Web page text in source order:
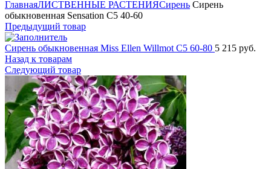
ГлавнаяЛИСТВЕННЫЕ РАСТЕНИЯСирень Сирень
обыкновенная Sensation C5 40-60
Предыдущий товар
Сирень обыкновенная Miss Ellen Willmot C5 60-80 5 215 руб.
Назад к товарам
Следующий товар